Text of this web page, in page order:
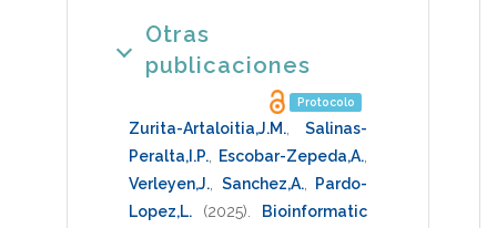
Otras
publicaciones
Protocolo
Zurita-Artaloitia,J.M.
Salinas-
Peralta,I.P.
Escobar-Zepeda,A.
Verleyen,J.
Sanchez,A.,
Pardo-
Lopez,L.
(2025)
Bioinformatic